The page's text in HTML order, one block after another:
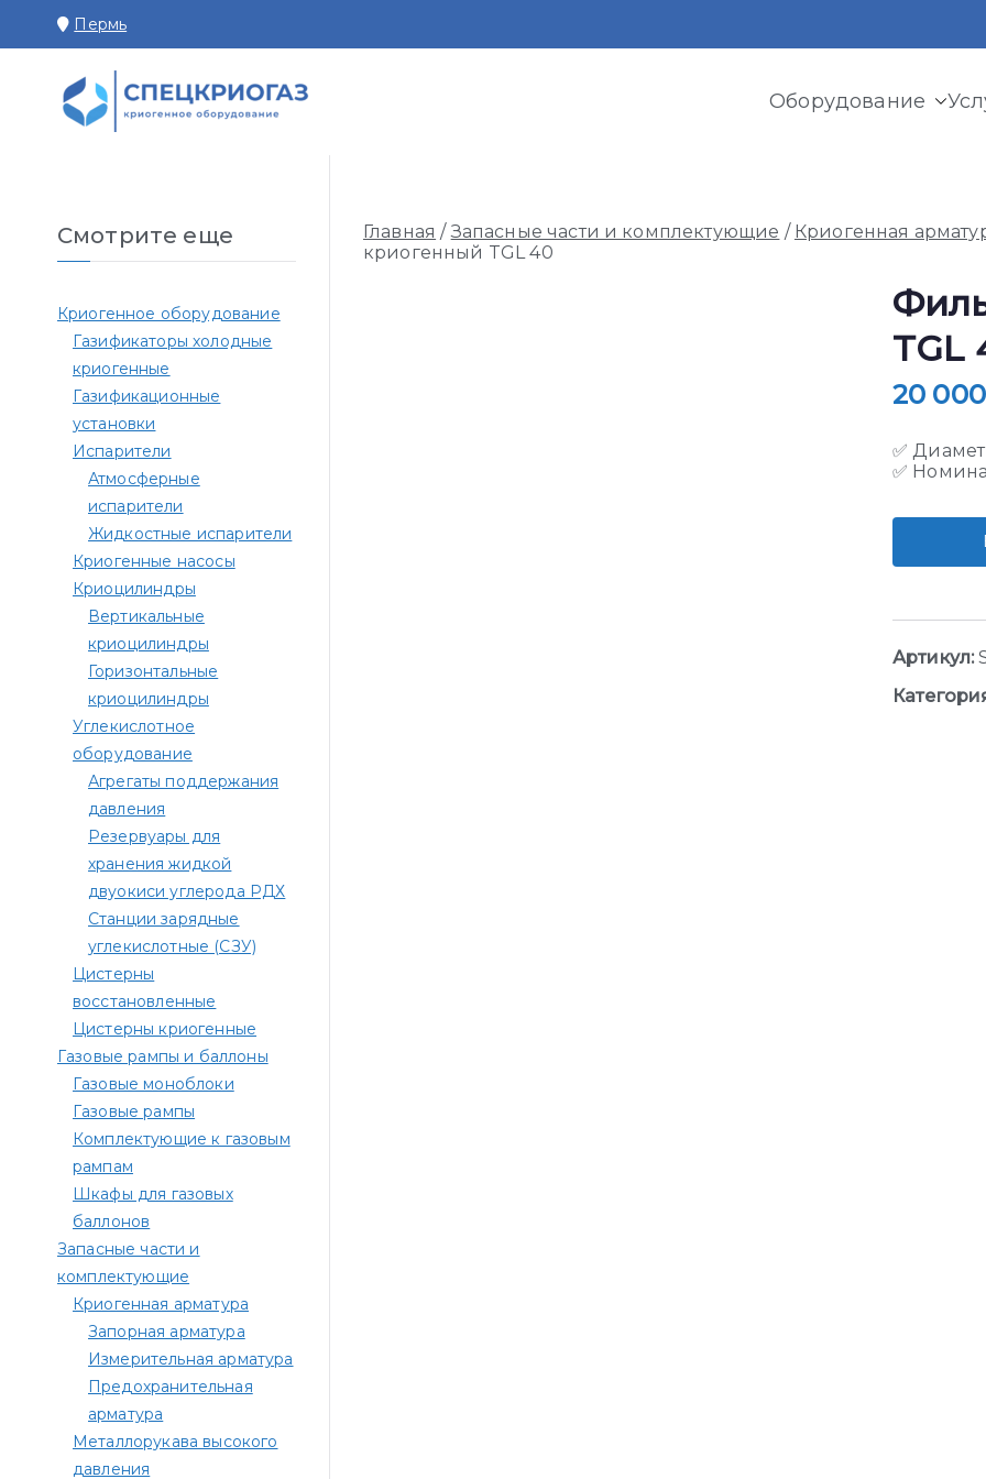
содержимому
Пермь
Производство и поставки криогенного оборудования, газовых рамп, моноблоков
Оборудование
Главная /Запасные части и комплектующие / Криогенная
криогенный TGL 40
TGL
20
✅
✅
Артикул:
Смотрите еще
Криогенное оборудование
Газификаторы холодные
криогенные
Газификационные
установки
Испарители
Атмосферные
испарители
Жидкостные испарители
Криогенные насосы
Криоцилиндры
Вертикальные
криоцилиндры
Горизонтальные
криоцилиндры
Углекислотное
оборудование
Агрегаты поддержания
давления
Резервуары для
хранения жидкой
двуокиси углерода РДХ
Станции зарядные
углекислотные (СЗУ)
Цистерны
восстановленные
Цистерны криогенные
Газовые рампы и баллоны
Газовые моноблоки
Газовые рампы
Комплектующие к газовым
рампам​
Шкафы для газовых
баллонов
Запасные части и
комплектующие
Криогенная арматура
Запорная арматура
Измерительная арматура
Предохранительная
арматура
Металлорукава высокого
давления